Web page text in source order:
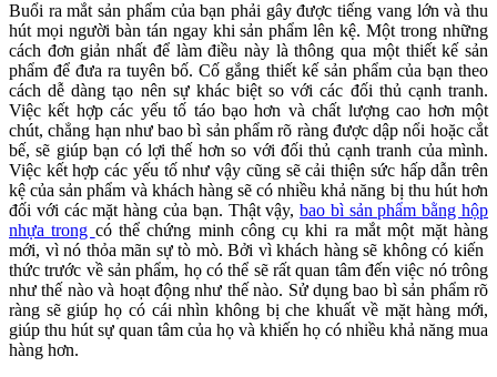
Buổi ra mắt sản phẩm của bạn phải gây được tiếng vang lớn và thu
hút mọi người bàn tán ngay khi sản phẩm lên kệ. Một trong những
cách đơn giản nhất để làm điều này là thông qua một thiết kế sản
phẩm để đưa ra tuyên bố. Cố gắng thiết kế sản phẩm của bạn theo
cách dễ dàng tạo nên sự khác biệt so với các đối thủ cạnh tranh.
Việc kết hợp các yếu tố táo bạo hơn và chất lượng cao hơn một
chút, chẳng hạn như bao bì sản phẩm rõ ràng được dập nổi hoặc cắt
bế, sẽ giúp bạn có lợi thế hơn so với đối thủ cạnh tranh của mình.
Việc kết hợp các yếu tố như vậy cũng sẽ cải thiện sức hấp dẫn trên
kệ của sản phẩm và khách hàng sẽ có nhiều khả năng bị thu hút hơn
đối với các mặt hàng của bạn. Thật vậy,bao bì sản phẩm bằng hộp
nhựa trong có thể chứng minh công cụ khi ra mắt một mặt hàng
mới, vì nó thỏa mãn sự tò mò. Bởi vì khách hàng sẽ không có kiến ​​
thức trước về sản phẩm, họ có thể sẽ rất quan tâm đến việc nó trông
như thế nào và hoạt động như thế nào. Sử dụng bao bì sản phẩm rõ
ràng sẽ giúp họ có cái nhìn không bị che khuất về mặt hàng mới,
giúp thu hút sự quan tâm của họ và khiến họ có nhiều khả năng mua
hàng hơn.